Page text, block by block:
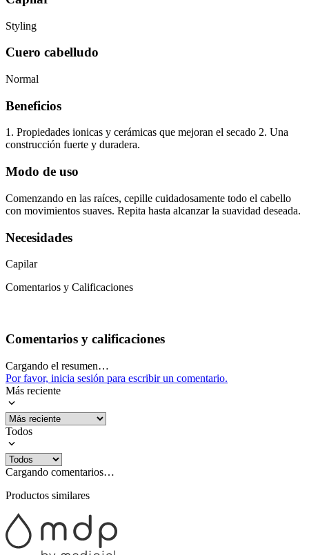
Styling
Cuero cabelludo
Normal
Beneficios
1. Propiedades ionicas y cerámicas que mejoran el secado 2. Una
construcción fuerte y duradera.
Modo de uso
Comenzando en las raíces, cepille cuidadosamente todo el cabello
con movimientos suaves. Repita hasta alcanzar la suavidad deseada.
Necesidades
Capilar
Comentarios y Calificaciones
Comentarios y calificaciones
Cargando el resumen…
Por favor, inicia sesión para escribir un comentario.
Más reciente
Todos
Cargando comentarios…
Productos similares